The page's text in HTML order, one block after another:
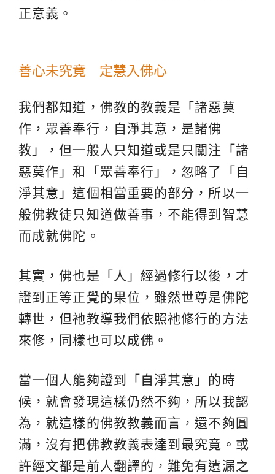
正意義。
善心未究竟 定慧入佛心
我們都知道，佛教的教義是「諸惡莫
作，眾善奉行，自淨其意，是諸佛
教」，但一般人只知道或是只關注「諸
惡莫作」和「眾善奉行」，忽略了「自
淨其意」這個相當重要的部分，所以一
般佛教徒只知道做善事，不能得到智慧
而成就佛陀。
其實，佛也是「人」經過修行以後，才
證到正等正覺的果位，雖然世尊是佛陀
轉世，但祂教導我們依照祂修行的方法
來修，同樣也可以成佛。
當一個人能夠證到「自淨其意」的時
候，就會發現這樣仍然不夠，所以我認
為，就這樣的佛教教義而言，還不夠圓
滿，沒有把佛教教義表達到最究竟。或
許經文都是前人翻譯的，難免有遺漏之